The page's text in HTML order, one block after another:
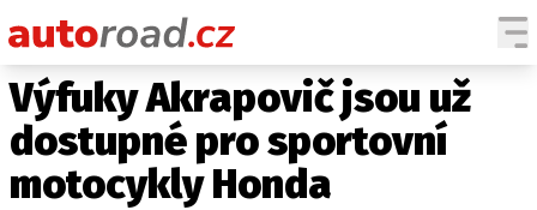
AUTA
TESTY AUT
NOVINKY
Výfuky Akrapovič jsou už
dostupné pro sportovní
motocykly Honda